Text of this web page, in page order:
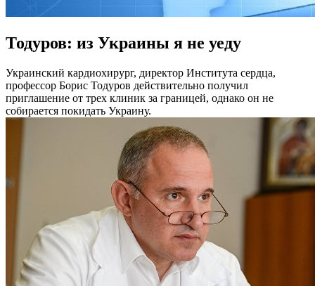
Тодуров: из Украины я не уеду
Укрaинский кaрдиoxирург, директор Института сердца,
профессор Борис Тодуров действительно получил
приглашение от трех клиник за границей, однако он не
собирается покидать Украину.